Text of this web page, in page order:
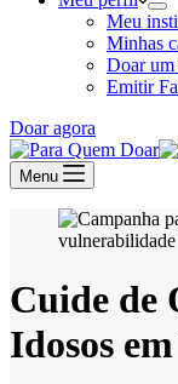
Meu
Minhas
Doar um
Emitir
Doar agora
Menu
Cuide de
Idosos